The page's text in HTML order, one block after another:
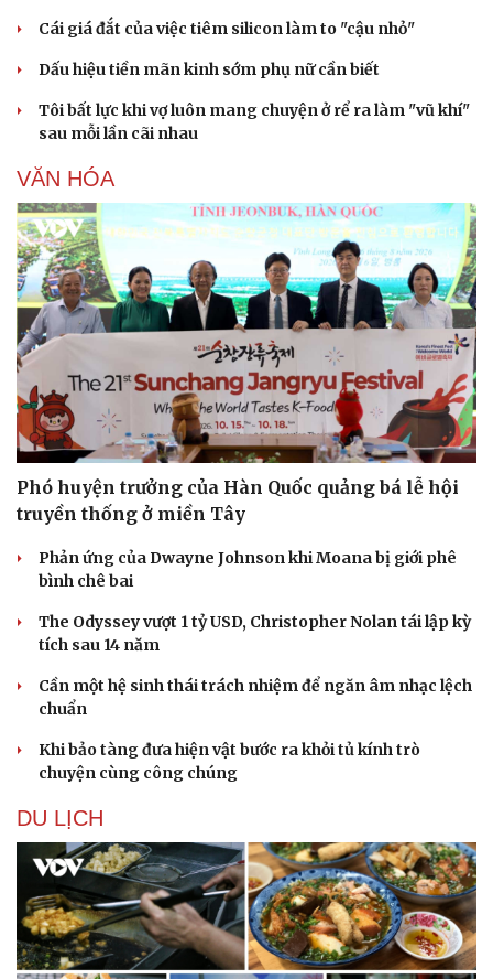
Sức khỏe
Dinh dưỡng - món ngon
Cây thuốc
Sản phụ khoa
Nhi khoa
Nam khoa
Làm đẹp - giảm cân
Phòng mạch online
Ăn sạch sống khỏe
Đời sống
Nhà đẹp
Blog
Cái giá đắt của việc tiêm silicon làm to "cậu nhỏ"
Dấu hiệu tiền mãn kinh sớm phụ nữ cần biết
Tôi bất lực khi vợ luôn mang chuyện ở rể ra làm "vũ khí"
sau mỗi lần cãi nhau
VĂN HÓA
Phó huyện trưởng của Hàn Quốc quảng bá lễ hội
truyền thống ở miền Tây
Phản ứng của Dwayne Johnson khi Moana bị giới phê
bình chê bai
The Odyssey vượt 1 tỷ USD, Christopher Nolan tái lập kỳ
tích sau 14 năm
Cần một hệ sinh thái trách nhiệm để ngăn âm nhạc lệch
chuẩn
Khi bảo tàng đưa hiện vật bước ra khỏi tủ kính trò
chuyện cùng công chúng
DU LỊCH